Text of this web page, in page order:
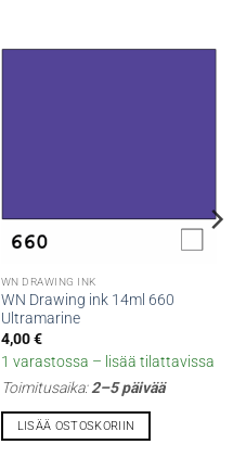
WN DRAWING INK
WN Drawing ink 14ml 660
Ultramarine
4,00€
1 varastossa – lisää tilattavissa
Toimitusaika:2–5 päivää
LISÄÄ OSTOSKORIIN